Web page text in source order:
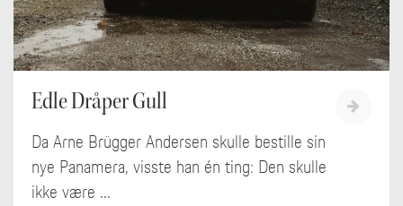
Edle Dråper Gull
Da Arne Brügger Andersen skulle bestille sin
nye Panamera, visste han én ting: Den skulle
ikke være ...